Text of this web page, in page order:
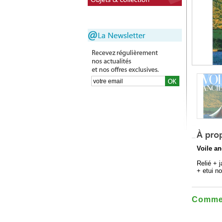
Voile
Relié +
+ etui